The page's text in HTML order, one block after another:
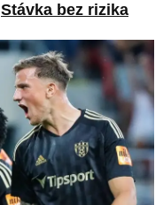
Stávka bez rizika